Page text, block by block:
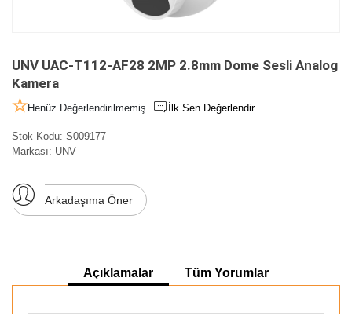
UNV UAC-T112-AF28 2MP 2.8mm Dome Sesli Analog
Kamera
Henüz Değerlendirilmemiş İlk Sen Değerlendir
Stok Kodu: S009177
Markası: UNV
Arkadaşıma Öner
Açıklamalar Tüm Yorumlar